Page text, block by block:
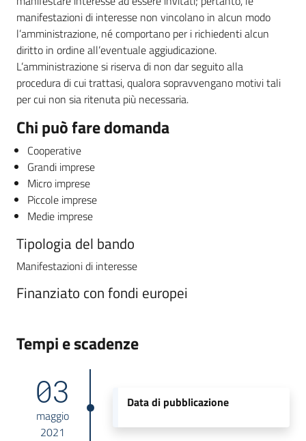
manifestazioni di interesse non vincolano in alcun modo
l’amministrazione, né comportano per i richiedenti alcun
diritto in ordine all’eventuale aggiudicazione.
L’amministrazione si riserva di non dar seguito alla
procedura di cui trattasi, qualora sopravvengano motivi tali
per cui non sia ritenuta più necessaria.
Chi può fare domanda
Cooperative
Grandi imprese
Micro imprese
Piccole imprese
Medie imprese
Tipologia del bando
Manifestazioni di interesse
Finanziato con fondi europei
Tempi e scadenze
03
maggio
2021
Data di pubblicazione